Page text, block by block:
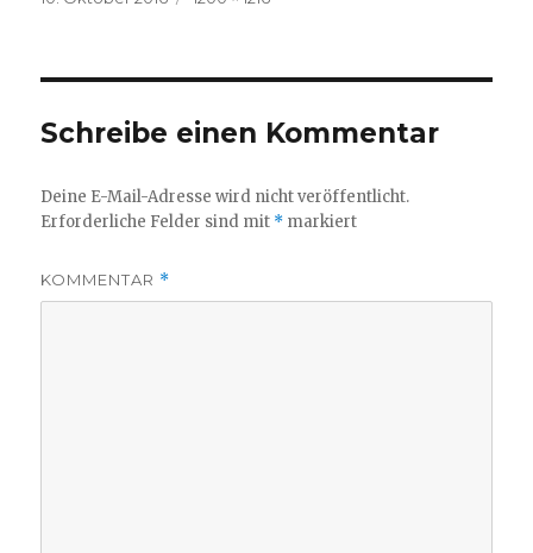
Schreibe einen Kommentar
Deine E-Mail-Adresse wird nicht veröffentlicht.
Erforderliche Felder sind mit * markiert
KOMMENTAR *